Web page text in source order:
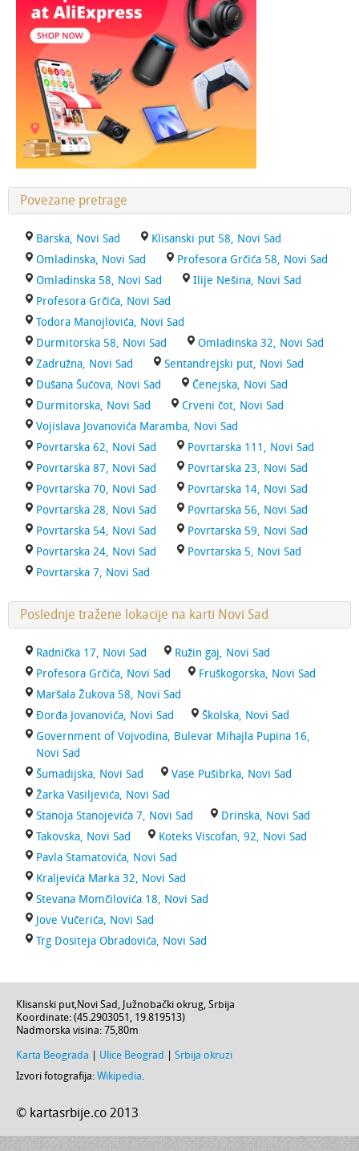
Povezane pretrage
Barska, Novi Sad
Klisanski put 58, Novi Sad
Omladinska, Novi Sad
Profesora Grčića 58, Novi Sad
Omladinska 58, Novi Sad
Ilije Nešina, Novi Sad
Profesora Grčića, Novi Sad
Todora Manojlovića, Novi Sad
Durmitorska 58, Novi Sad
Omladinska 32, Novi Sad
Zadružna, Novi Sad
Sentandrejski put, Novi Sad
Dušana Šućova, Novi Sad
Čenejska, Novi Sad
Durmitorska, Novi Sad
Crveni čot, Novi Sad
Vojislava Jovanovića Maramba, Novi Sad
Povrtarska 62, Novi Sad
Povrtarska 111, Novi Sad
Povrtarska 87, Novi Sad
Povrtarska 23, Novi Sad
Povrtarska 70, Novi Sad
Povrtarska 14, Novi Sad
Povrtarska 28, Novi Sad
Povrtarska 56, Novi Sad
Povrtarska 54, Novi Sad
Povrtarska 59, Novi Sad
Povrtarska 24, Novi Sad
Povrtarska 5, Novi Sad
Povrtarska 7, Novi Sad
Poslednje tražene lokacije na karti Novi Sad
Radnička 17, Novi Sad
Ružin gaj, Novi Sad
Profesora Grčića, Novi Sad
Fruškogorska, Novi Sad
Maršala Žukova 58, Novi Sad
Đorđa Jovanovića, Novi Sad
Školska, Novi Sad
Government of Vojvodina, Bulevar Mihajla Pupina 16,
Novi Sad
Šumadijska, Novi Sad
Vase Pušibrka, Novi Sad
Žarka Vasiljevića, Novi Sad
Stanoja Stanojevića 7, Novi Sad
Drinska, Novi Sad
Takovska, Novi Sad
Koteks Viscofan, 92, Novi Sad
Pavla Stamatovića, Novi Sad
Kraljevića Marka 32, Novi Sad
Stevana Momčilovića 18, Novi Sad
Jove Vučerića, Novi Sad
Trg Dositeja Obradovića, Novi Sad
Klisanski put,Novi Sad, Južnobački okrug, Srbija
Koordinate: (45.2903051 , 19.819513)
Nadmorska visina: 75,80m
Karta Beograda Ulice Beograd
Srbija okruzi
Izvori fotografija: Wikipedia.
© kartasrbije.co 2013